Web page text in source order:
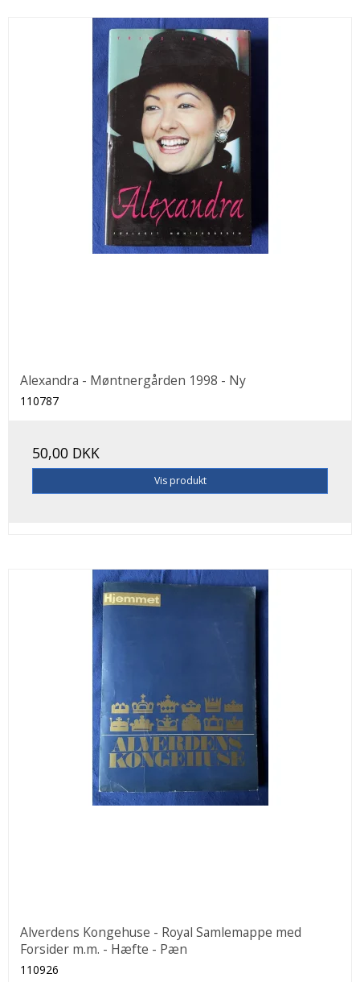
Alexandra - Møntnergården 1998 - Ny
110787
50,00 DKK
Vis produkt
Alverdens Kongehuse - Royal Samlemappe med
Forsider m.m. - Hæfte - Pæn
110926